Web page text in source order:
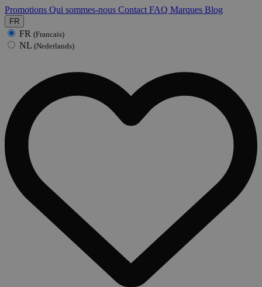
Promotions Qui sommes-nous Contact FAQ Marques Blog
FR
FR (Francais)
NL (Nederlands)